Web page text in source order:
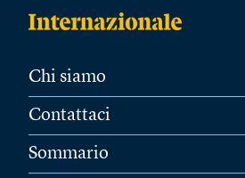
Chi siamo
Contattaci
Sommario